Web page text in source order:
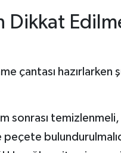
Dikkat
çantası hazırlarken
sonrası